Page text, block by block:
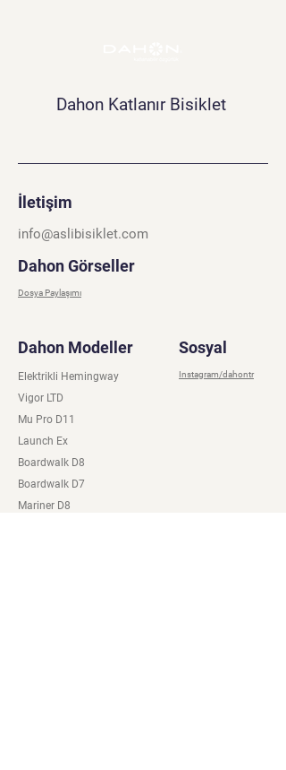
Dahon Katlanır Bisiklet
İletişim
info@aslibisiklet.com
Dahon Görseller
Dosya Paylaşımı
Dahon Modeller
Elektrikli Hemingway
Vigor LTD
Mu Pro D11
Launch Ex
Boardwalk D8
Boardwalk D7
Mariner D8
Sosyal
Instagram/dahontr